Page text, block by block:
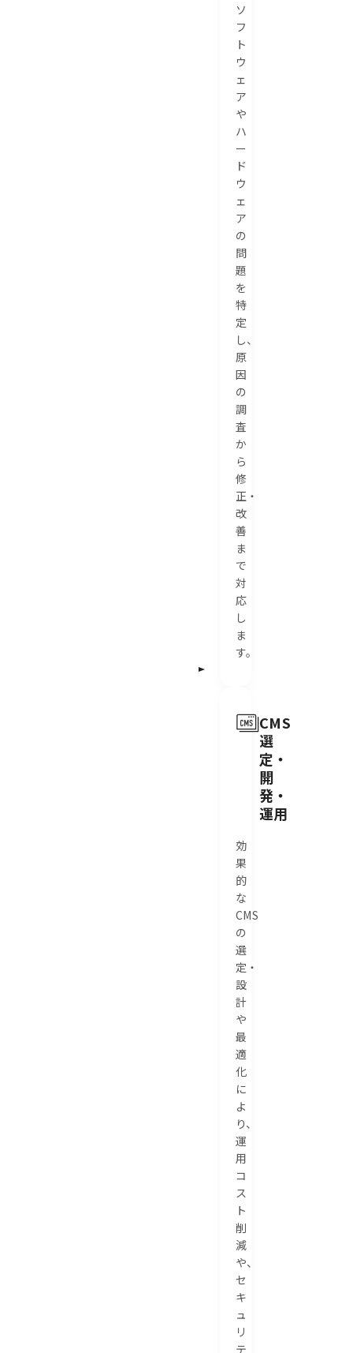
ソ
フ
ト
ウ
ェ
ア
や
ハ
ー
ド
ウ
ェ
ア
の
問
題
を
特
定
し、
原
因
の
調
査
か
ら
修
正・
改
善
ま
で
対
応
し
ま
す。
CMS
選
定・
開
発・
運用
効
果
的
な
CMS
の
選
定・
設
計
や
最
適
化
に
よ
り、
運
用
コ
ス
ト
削
減
や、
セ
キ
ュ
リ
テ